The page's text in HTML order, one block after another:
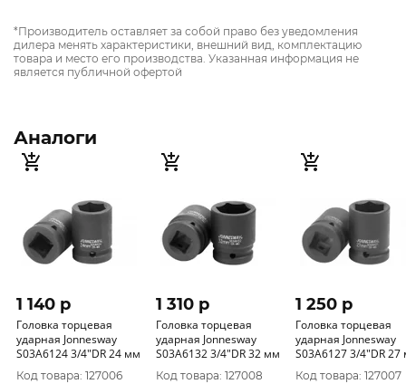
*Производитель оставляет за собой право без уведомления
дилера менять характеристики, внешний вид, комплектацию
товара и место его производства. Указанная информация не
является публичной офертой
Аналоги
1 140 p
Головка торцевая
ударная Jonnesway
S03A6124 3/4"DR 24 мм
Код товара: 127006
1 310 p
Головка торцевая
ударная Jonnesway
S03A6132 3/4"DR 32 мм
Код товара: 127008
1 250 p
Головка торцевая
ударная Jonnesway
S03A6127 3/4"DR
Код товара: 127007